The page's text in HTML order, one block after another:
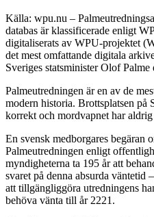
Källa: wpu.nu –
databas är klassificerade enligt
digitaliserats av WPU-projektet
det mest omfattande digitala
Sveriges statsminister Olof
Palmeutredningen är en av de
modern historia. Brottsplatsen på
korrekt och mordvapnet har aldrig
En svensk medborgares begäran
Palmeutredningen enligt
myndigheterna ta 195 år att
svaret på denna absurda
att tillgängliggöra utredningens
behöva vänta till år 2221.